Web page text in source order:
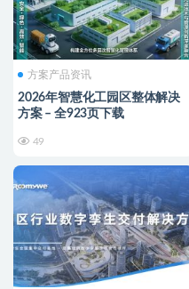
方案产品资讯
2026年智慧化工园区整体解决
方案 – 全923页下载
49